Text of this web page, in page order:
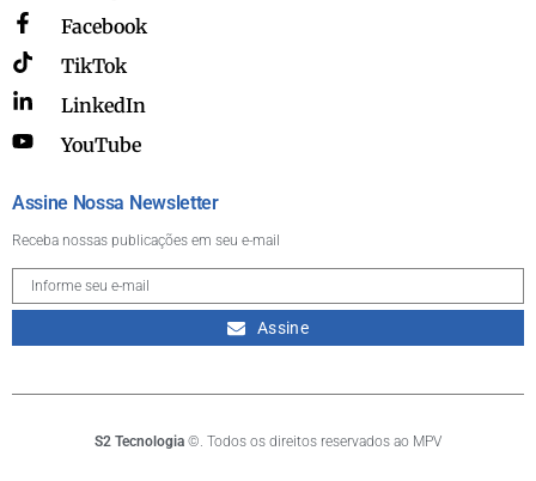
Facebook
TikTok
LinkedIn
YouTube
Assine Nossa Newsletter
Receba nossas publicações em seu e-mail
Assine
S2 Tecnologia ©. Todos os direitos reservados ao MPV